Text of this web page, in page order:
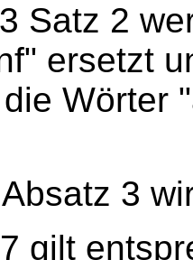
Satz 2
ersetzt
Wörter
Absatz 3
gilt